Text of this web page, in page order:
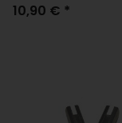
10,90 € *